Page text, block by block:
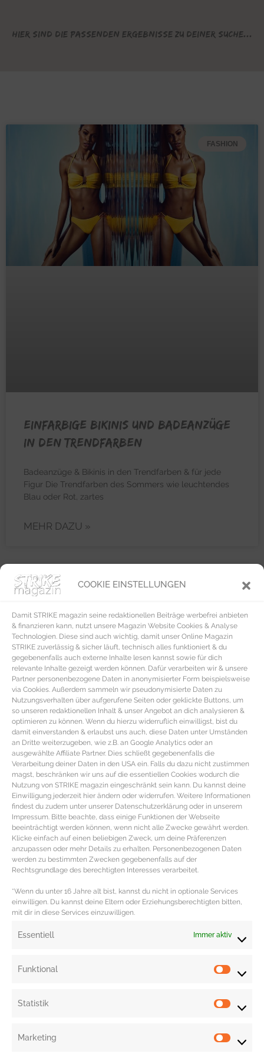
COOKIE EINSTELLUNGEN
Damit STRIKE magazin seine redaktionellen Beiträge werbefrei anbieten
& finanzieren kann, nutzt unsere Magazin Website Cookies & Analyse
Technologien. Diese sind auch wichtig, damit unser Online Magazin
STRIKE zuverlässig & sicher läuft, technisch alles funktioniert & du
gegebenenfalls auch externe Inhalte lesen kannst sowie für dich
relevante Inhalte gezeigt werden können. Dafür verarbeiten wir & unsere
Partner personenbezogene Daten in anonymisierter Form beispielsweise
via Cookies. Außerdem sammeln wir pseudonymisierte Daten zu
Nutzungsverhalten über aufgerufene Seiten oder geklickte Buttons, um
so unseren redaktionellen Inhalt & unser Angebot an dich analysieren &
optimieren zu können. Wenn du hierzu widerruflich einwilligst, bist du
damit einverstanden & erlaubst uns auch, diese Daten unter Umständen
an Dritte weiterzugeben, wie z.B. an Google Analytics oder an
ausgewählte Affiliate Partner. Dies schließt gegebenenfalls die
Verarbeitung deiner Daten in den USA ein. Falls du dazu nicht zustimmen
magst, beschränken wir uns auf die essentiellen Cookies wodurch die
Nutzung von STRIKE magazin eingeschränkt sein kann. Du kannst deine
Einwilligung jederzeit hier ändern oder widerrufen. Weitere Informationen
findest du zudem unter unserer Datenschutzerklärung oder in unserem
Impressum. Bitte beachte, dass einige Funktionen der Webseite
beeinträchtigt werden können, wenn nicht alle Zwecke gewährt werden.
Klicke einfach auf einen beliebigen Zweck, um deine Präferenzen
anzupassen oder mehr Details zu erhalten. Personenbezogenen Daten
werden zu bestimmten Zwecken gegebenenfalls auf der
Rechtsgrundlage des berechtigten Interesses verarbeitet.
*Wenn du unter 16 Jahre alt bist, kannst du nicht in optionale Services
einwilligen. Du kannst deine Eltern oder Erziehungsberechtigten bitten,
mit dir in diese Services einzuwilligen.
Essentiell Immer aktiv
Funktional
Statistik
Marketing
Hier sind die passenden Ergebnisse zu deiner Suche...
FASHION
Einfarbige Bikinis und Badeanzüge
in den Trendfarben
Badeanzüge & Bikinis in den Trendfarben & für jede
Figur Die Trendfarben des Sommers wie leuchtendes
Blau oder Rot, zartes
MEHR DAZU »
Badeanzüge mit Paisley, Ethno und
Bademode Trends – Badeanzüge mit Fantasy & Paisley
gehören eindeutig wieder Badeanzüge. Die
MEHR DAZU »